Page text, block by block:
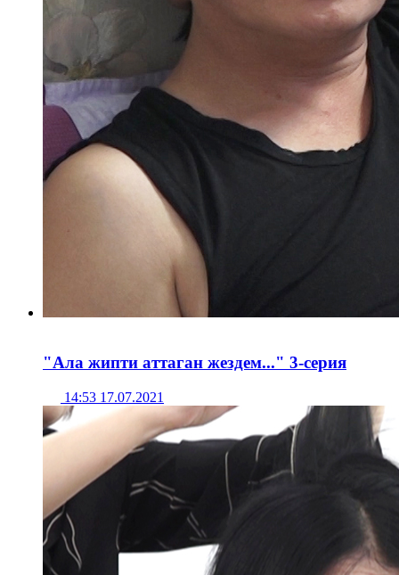
"Ала жипти аттаган жездем..." 3-серия
14:53 17.07.2021